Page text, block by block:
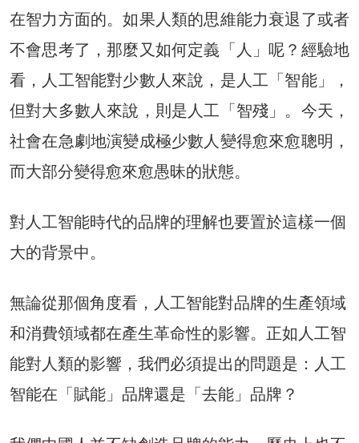
在智力方面的。如果人類的思維能力衰退了或者
不會思考了，那麼又如何定義「人」呢？經驗地
看，人工智能對少數人來說，是人工「智能」，
但對大多數人來說，則是人工「智殘」。今天，
社會在急劇地演變成極少數人變得愈來愈聰明，
而大部分變得愈來愈愚昧的狀態。
對人工智能時代的品牌的理解也要置於這樣一個
大的背景中。
無論從那個角度看，人工智能對品牌的生產領域
和消費領域都在產生革命性的影響。正如人工智
能對人類的影響，我們必須提出的問題是：人工
智能在「賦能」品牌還是「去能」品牌？